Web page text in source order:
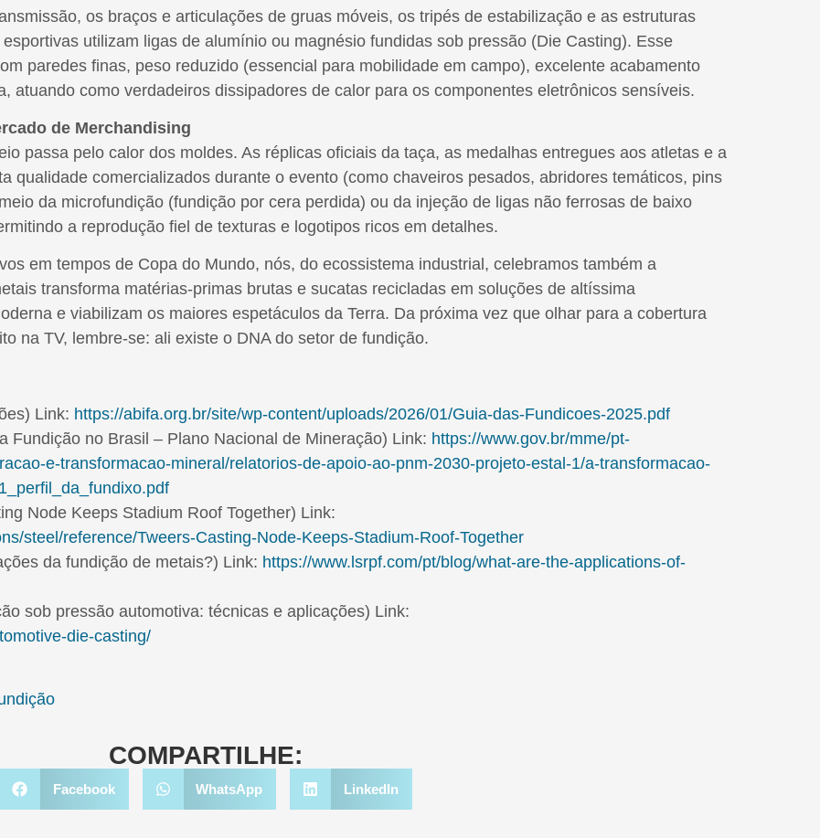
os braços e articulações de gruas móveis, os tripés de estabilização e as estruturas
utilizam ligas de alumínio ou magnésio fundidas sob pressão (Die Casting). Esse
paredes finas, peso reduzido (essencial para mobilidade em campo), excelente acabamento
atuando como verdadeiros dissipadores de calor para os componentes eletrônicos sensíveis.
de Merchandising
passa pelo calor dos moldes. As réplicas oficiais da taça, as medalhas entregues aos atletas e a
qualidade comercializados durante o evento (como chaveiros pesados, abridores temáticos, pins
da microfundição (fundição por cera perdida) ou da injeção de ligas não ferrosas de baixo
a reprodução fiel de texturas e logotipos ricos em detalhes.
em tempos de Copa do Mundo, nós, do ecossistema industrial, celebramos também a
transforma matérias-primas brutas e sucatas recicladas em soluções de altíssima
e viabilizam os maiores espetáculos da Terra. Da próxima vez que olhar para a cobertura
na TV, lembre-se: ali existe o DNA do setor de fundição.
Link: https://abifa.org.br/site/wp-content/uploads/2026/01/Guia-das-Fundicoes-2025.pdf
Fundição no Brasil – Plano Nacional de Mineração) Link: https://www.gov.br/mme/pt-
e-transformacao-mineral/relatorios-de-apoio-ao-pnm-2030-projeto-estal-1/a-transformacao-
Node Keeps Stadium Roof Together) Link:
steel/reference/Tweers-Casting-Node-Keeps-Stadium-Roof-Together
da fundição de metais?) Link: https://www.lsrpf.com/pt/blog/what-are-the-applications-of-
sob pressão automotiva: técnicas e aplicações) Link:
die-casting/
COMPARTILHE:
Facebook WhatsApp LinkedIn